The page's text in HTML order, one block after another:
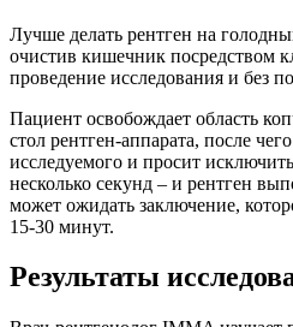
Лучше делать рентген на
очистив кишечник посредством
проведение исследования и без
Пациент освобождает область
стол рентген-аппарата, после
исследуемого и просит
несколько секунд – и рентген
может ожидать заключение,
15-30 минут.
Результаты